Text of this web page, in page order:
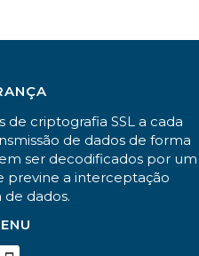
de criptografia SSL a cada
de dados de forma
ser decodificados por um
previne a interceptação
de dados.